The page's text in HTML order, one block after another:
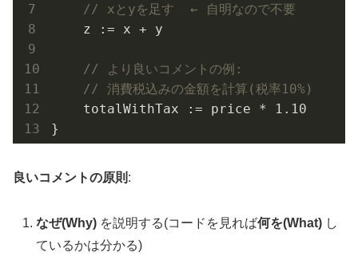
// xとyを足す  ← 自明なので不要
    z := x + y
// より良いコメントの例:
// 消費税込みの金額を計算(税率10%)
    totalWithTax := price *
1.10
良いコメントの原則 :
なぜ(Why) を説明する(コードを見れば何を(What) し
ているかは分かる)